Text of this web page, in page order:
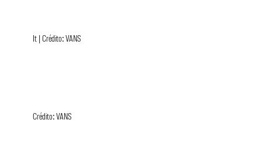
It | Crédito: VANS
Crédito: VANS